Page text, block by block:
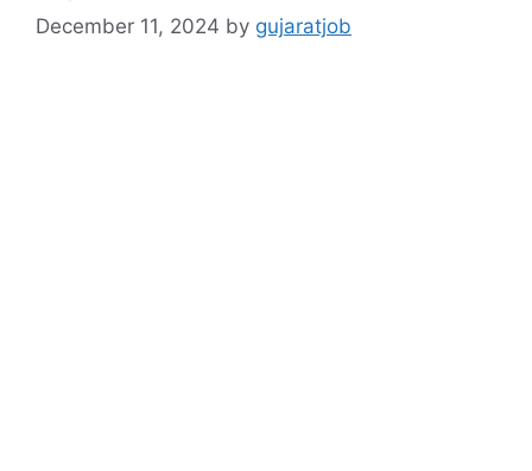
December 11, 2024 by gujaratjob